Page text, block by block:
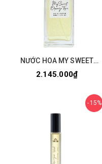
NƯỚC HOA MY SWEET
ORANGE TREE 50ML
2.145.000₫
15%